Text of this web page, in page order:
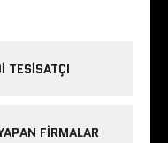
TESISATÇI
FIRMALAR